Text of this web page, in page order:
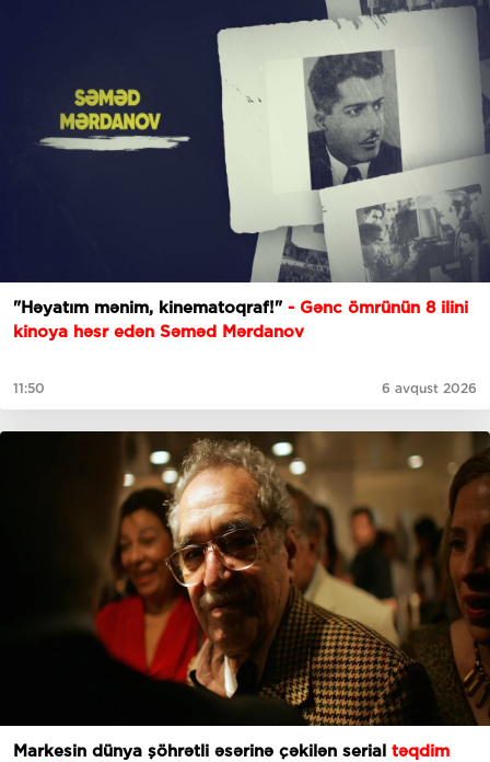
"Həyatım mənim, kinematoqraf!"- Gənc ömrünün 8 ilini
kinoya həsr edən Səməd Mərdanov
11:50 6 avqust 2026
Markesin dünya şöhrətli əsərinə çəkilən serial təqdim